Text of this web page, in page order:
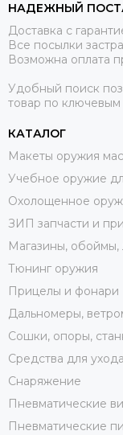
НАДЕЖНЫЙ
Доставка с
Все посылки
Возможна оплата
Удобный поиск
товар по ключевым
КАТАЛОГ
Макеты оружия
Учебное оружие
Охолощенное
ЗИП запчасти и
Магазины,
Тюнинг оружия
Прицелы и фонари
Дальномеры,
Сошки, опоры,
Средства для
Снаряжение
Пневматические
Пневматические